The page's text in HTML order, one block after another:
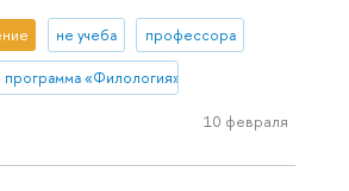
не учеба профессора
программа «Филология»
10 февраля